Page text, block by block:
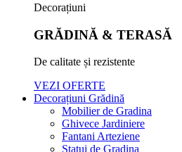
Decorațiuni
GRĂDINĂ & TERASĂ
De calitate și rezistente
VEZI OFERTE
Decorațiuni Grădină
Mobilier de Gradina
Ghivece Jardiniere
Fantani Arteziene
Statui de Gradina